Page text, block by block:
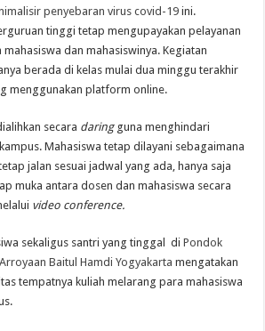
penyebaran virus covid-19 ini.
tinggi tetap mengupayakan pelayanan
dan mahasiswinya. Kegiatan
berada di kelas mulai dua minggu terakhir
menggunakan platform online.
secara daring guna menghindari
Mahasiswa tetap dilayani sebagaimana
jalan sesuai jadwal yang ada, hanya saja
muka antara dosen dan mahasiswa secara
video conference.
sekaligus santri yang tinggal diPondok
Baitul Hamdi Yogyakarta mengatakan
tempatnya kuliah melarang para mahasiswa